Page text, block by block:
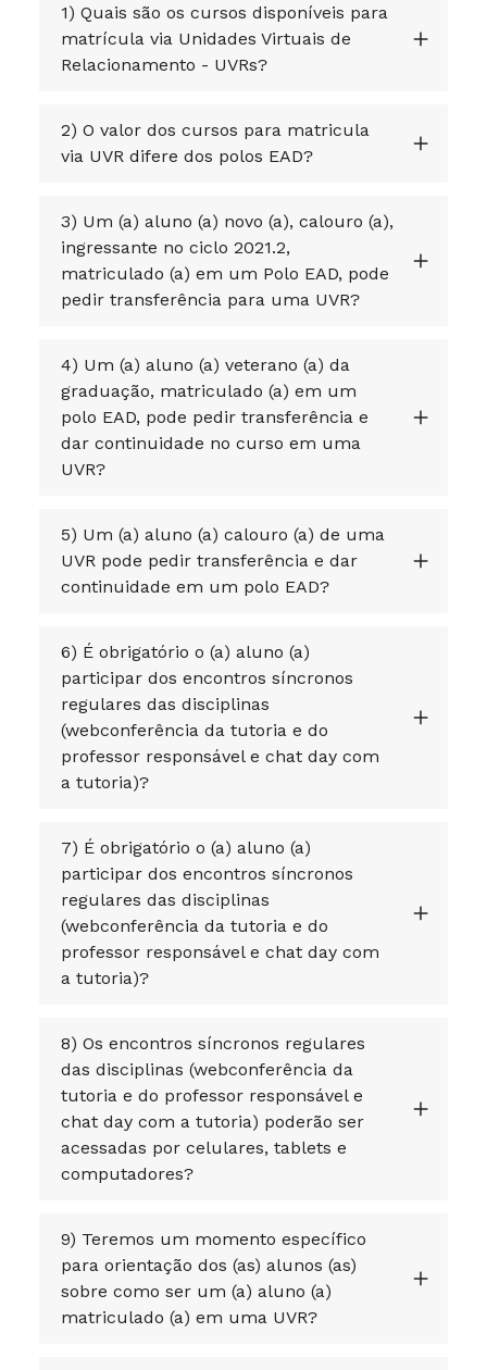
1) Quais são os cursos disponíveis para
matrícula via Unidades Virtuais de
Relacionamento - UVRs?
2) O valor dos cursos para matricula
via UVR difere dos polos EAD?
3) Um (a) aluno (a) novo (a), calouro (a),
ingressante no ciclo 2021.2,
matriculado (a) em um Polo EAD, pode
pedir transferência para uma UVR?
4) Um (a) aluno (a) veterano (a) da
graduação, matriculado (a) em um
polo EAD, pode pedir transferência e
dar continuidade no curso em uma
UVR?
5) Um (a) aluno (a) calouro (a) de uma
UVR pode pedir transferência e dar
continuidade em um polo EAD?
6) É obrigatório o (a) aluno (a)
participar dos encontros síncronos
regulares das disciplinas
(webconferência da tutoria e do
professor responsável e chat day com
a tutoria)?
7) É obrigatório o (a) aluno (a)
participar dos encontros síncronos
regulares das disciplinas
(webconferência da tutoria e do
professor responsável e chat day com
a tutoria)?
8) Os encontros síncronos regulares
das disciplinas (webconferência da
tutoria e do professor responsável e
chat day com a tutoria) poderão ser
acessadas por celulares, tablets e
computadores?
9) Teremos um momento específico
para orientação dos (as) alunos (as)
sobre como ser um (a) aluno (a)
matriculado (a) em uma UVR?